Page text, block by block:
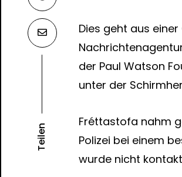
Dies geht aus
der Paul Watson
unter der
Fréttastofa nahm
Polizei bei einem
wurde nicht
Teilen